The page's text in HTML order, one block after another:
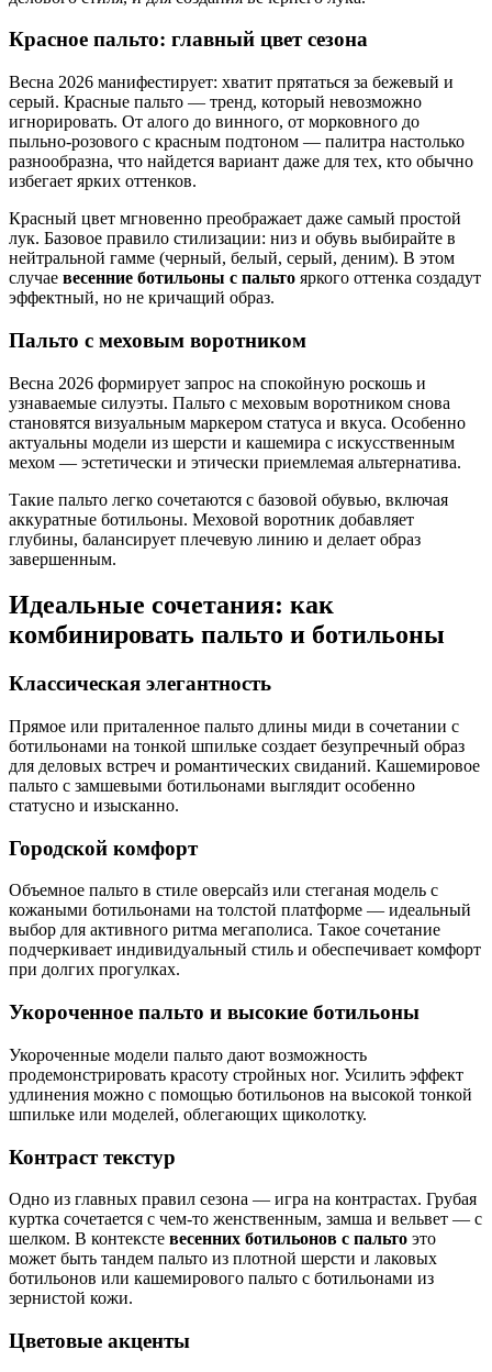
Красное пальто: главный цвет сезона
Весна 2026 манифестирует: хватит прятаться за бежевый и
серый. Красные пальто — тренд, который невозможно
игнорировать. От алого до винного, от морковного до
пыльно-розового с красным подтоном — палитра настолько
разнообразна, что найдется вариант даже для тех, кто обычно
избегает ярких оттенков.
Красный цвет мгновенно преображает даже самый простой
лук. Базовое правило стилизации: низ и обувь выбирайте в
нейтральной гамме (черный, белый, серый, деним). В этом
случае весенние ботильоны с пальто яркого оттенка создадут
эффектный, но не кричащий образ.
Пальто с меховым воротником
Весна 2026 формирует запрос на спокойную роскошь и
узнаваемые силуэты. Пальто с меховым воротником снова
становятся визуальным маркером статуса и вкуса. Особенно
актуальны модели из шерсти и кашемира с искусственным
мехом — эстетически и этически приемлемая альтернатива.
Такие пальто легко сочетаются с базовой обувью, включая
аккуратные ботильоны. Меховой воротник добавляет
глубины, балансирует плечевую линию и делает образ
завершенным.
Идеальные сочетания: как
комбинировать пальто и ботильоны
Классическая элегантность
Прямое или приталенное пальто длины миди в сочетании с
ботильонами на тонкой шпильке создает безупречный образ
для деловых встреч и романтических свиданий. Кашемировое
пальто с замшевыми ботильонами выглядит особенно
статусно и изысканно.
Городской комфорт
Объемное пальто в стиле оверсайз или стеганая модель с
кожаными ботильонами на толстой платформе — идеальный
выбор для активного ритма мегаполиса. Такое сочетание
подчеркивает индивидуальный стиль и обеспечивает комфорт
при долгих прогулках.
Укороченное пальто и высокие ботильоны
Укороченные модели пальто дают возможность
продемонстрировать красоту стройных ног. Усилить эффект
удлинения можно с помощью ботильонов на высокой тонкой
шпильке или моделей, облегающих щиколотку.
Контраст текстур
Одно из главных правил сезона — игра на контрастах. Грубая
куртка сочетается с чем-то женственным, замша и вельвет — с
шелком. В контексте весенних ботильонов с пальто это
может быть тандем пальто из плотной шерсти и лаковых
ботильонов или кашемирового пальто с ботильонами из
зернистой кожи.
Цветовые акценты